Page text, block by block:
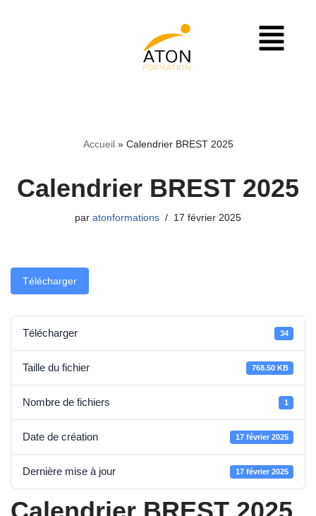
Accueil» Calendrier BREST 2025
Calendrier BREST 2025
par atonformations 17 février 2025
Télécharger
Télécharger 34
Taille du fichier 768.50 KB
Nombre de fichiers 1
Date de création 17 février 2025
Dernière mise à jour 17 février 2025